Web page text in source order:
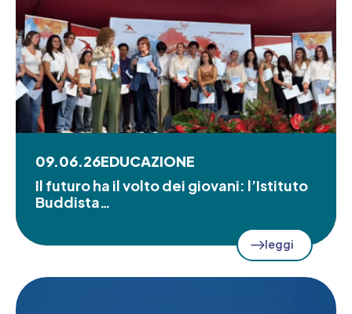
09.06.26EDUCAZIONE
Il futuro ha il volto dei giovani: l’Istituto
Buddista…
leggi